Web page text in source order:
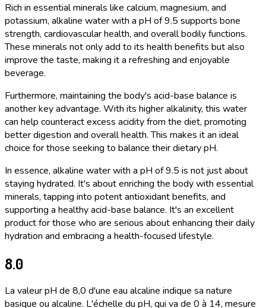
Rich in essential minerals like calcium, magnesium, and
potassium, alkaline water with a pH of 9.5 supports bone
strength, cardiovascular health, and overall bodily functions.
These minerals not only add to its health benefits but also
improve the taste, making it a refreshing and enjoyable
beverage.
Furthermore, maintaining the body's acid-base balance is
another key advantage. With its higher alkalinity, this water
can help counteract excess acidity from the diet, promoting
better digestion and overall health. This makes it an ideal
choice for those seeking to balance their dietary pH.
In essence, alkaline water with a pH of 9.5 is not just about
staying hydrated. It's about enriching the body with essential
minerals, tapping into potent antioxidant benefits, and
supporting a healthy acid-base balance. It's an excellent
product for those who are serious about enhancing their daily
hydration and embracing a health-focused lifestyle.
8.0
La valeur pH de 8,0 d'une eau alcaline indique sa nature
basique ou alcaline. L'échelle du pH, qui va de 0 à 14, mesure